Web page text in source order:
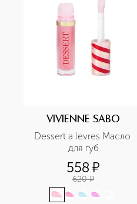
VIVIENNE SABO
Dessert a levres Масло
для губ
558 ¤
620 ¤